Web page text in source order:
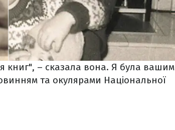
книг", – сказала вона. Я була вашим
та окулярами Національної